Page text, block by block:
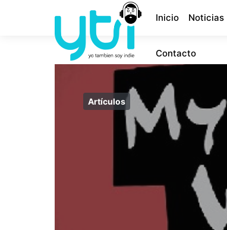
Inicio Noticias
Contacto
Artículos